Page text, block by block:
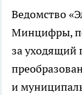
Ведомство
Минцифры,
за уходящий
и